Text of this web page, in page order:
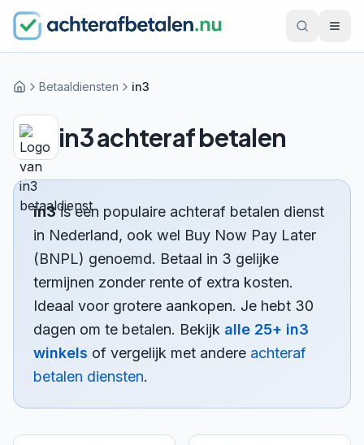
HomeBetaaldiensten in3
in3achteraf betalen
in3is een populaire achteraf betalen dienst
in Nederland, ook wel Buy Now Pay Later
(BNPL) genoemd. Betaal in 3 gelijke
termijnen zonder rente of extra kosten.
Ideaal voor grotere aankopen. Je hebt 30
dagen om te betalen. Bekijk alle 25+ in3
winkels of vergelijk met andere achteraf
betalen diensten.